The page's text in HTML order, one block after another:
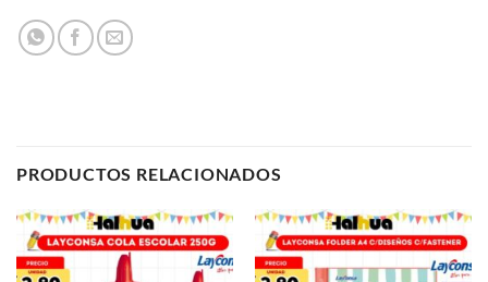
PRODUCTOS RELACIONADOS